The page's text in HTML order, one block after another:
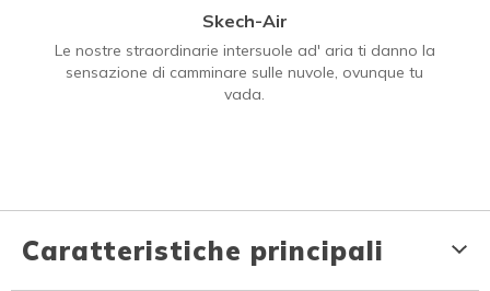
Skech-Air
Le nostre straordinarie intersuole ad' aria ti danno la
sensazione di camminare sulle nuvole, ovunque tu
vada.
Caratteristiche principali